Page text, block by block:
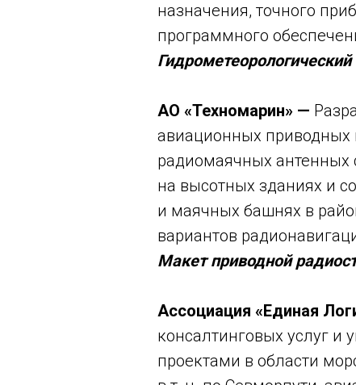
назначения, точного
программного
АО «Техномарин» —
авиационных
радиомаячных антенных
на высотных зданиях и
и маячных башнях в
вариантов
Макет приводной
Ассоциация «Единая
консалтинговых услуг и
проектами в области